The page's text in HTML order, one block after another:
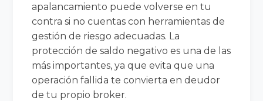
apalancamiento puede volverse en tu
contra si no cuentas con herramientas de
gestión de riesgo adecuadas. La
protección de saldo negativo es una de las
más importantes, ya que evita que una
operación fallida te convierta en deudor
de tu propio broker.